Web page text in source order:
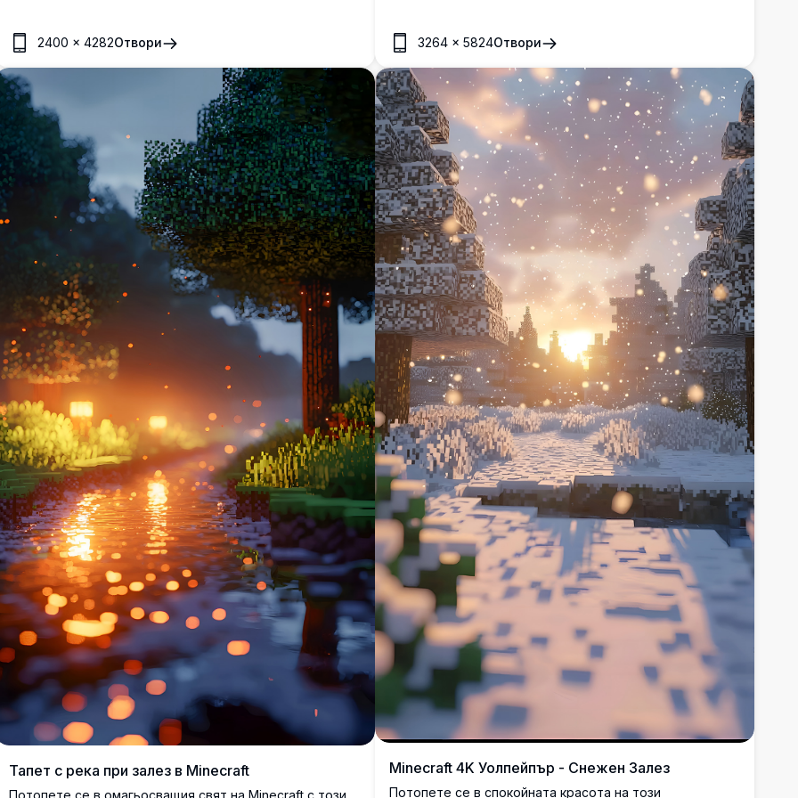
светлината и сенките сред извисяващите се дървета,
атмосфера.
2400 ×4282Отвори
вода, предлагайки завладяващо виртуално бягство.
изображение с висока резолюция вдъхва живот на
спокойната атмосфера на блоковата дива природа,
което го прави идеално за ентусиасти на Minecraft,
които искат да подобрят мобилния интерфейс с
успокояващ акцент.
3264× 5824Отвори
Тапет с река при залез в Minecraft
Потопете се в омагьосващия свят на Minecraft с този
Minecraft 4K Уолпейпър - Снежен Залез
Потопете се в спокойната красота на този